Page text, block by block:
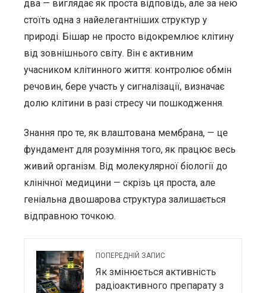
два — виглядає як проста відповідь, але за нею
стоїть одна з найелегантніших структур у
природі. Бішар не просто відокремлює клітину
від зовнішнього світу. Він є активним
учасником клітинного життя: контролює обмін
речовин, бере участь у сигналізації, визначає
долю клітини в разі стресу чи пошкодження.
Знання про те, як влаштована мембрана, — це
фундамент для розуміння того, як працює весь
живий організм. Від молекулярної біології до
клінічної медицини — скрізь ця проста, але
геніальна двошарова структура залишається
відправною точкою.
ПОПЕРЕДНІЙ ЗАПИС
Як змінюється активність
радіоактивного препарату з